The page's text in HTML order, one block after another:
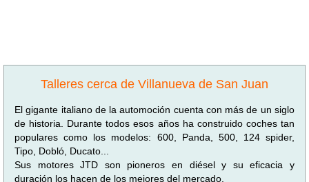
Talleres cerca de Villanueva de San Juan
El gigante italiano de la automoción cuenta con más de un siglo
de historia. Durante todos esos años ha construido coches tan
populares como los modelos: 600, Panda, 500, 124 spider,
Tipo, Dobló, Ducato...
Sus motores JTD son pioneros en diésel y su eficacia y
duración los hacen de los mejores del mercado.